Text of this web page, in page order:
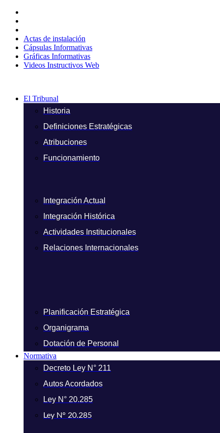
contenido
Actas de instalación
Cápsulas Informativas
Gráficas Informativas
Videos Instructivos Web
El Tribunal
Historia
Definiciones Estratégicas
Atribuciones
Funcionamiento
Integración Actual
Integración Histórica
Actividades Institucionales
Relaciones Internacionales
Planificación Estratégica
Organigrama
Dotación de Personal
Normativa
Decreto Ley N° 211
Autos Acordados
Ley N° 20.285
Ley N° 20.285